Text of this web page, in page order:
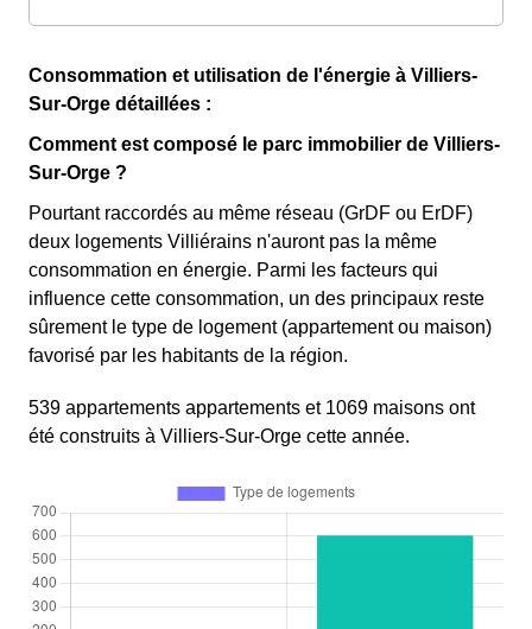
Consommation et utilisation de l'énergie à Villiers-
Sur-Orge détaillées :
Comment est composé le parc immobilier de Villiers-
Sur-Orge ?
Pourtant raccordés au même réseau (GrDF ou ErDF)
deux logements Villiérains n'auront pas la même
consommation en énergie. Parmi les facteurs qui
influence cette consommation, un des principaux reste
sûrement le type de logement (appartement ou maison)
favorisé par les habitants de la région.
539 appartements appartements et 1069 maisons ont
été construits à Villiers-Sur-Orge cette année.